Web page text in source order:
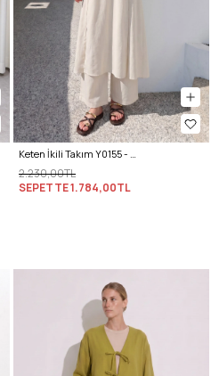
Keten İkili Takım Y0155 - EKRU
2.230,00TL
SEPETTE1.784,00TL